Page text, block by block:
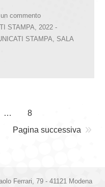
commento
STAMPA
2022 -
STAMPA
SALA
…
8
Pagina successiva
Ferrari, 79 - 41121 Modena